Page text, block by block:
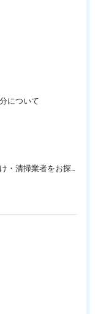
について
札幌市でごみ部屋の片付け・清掃業者をお探しの方は